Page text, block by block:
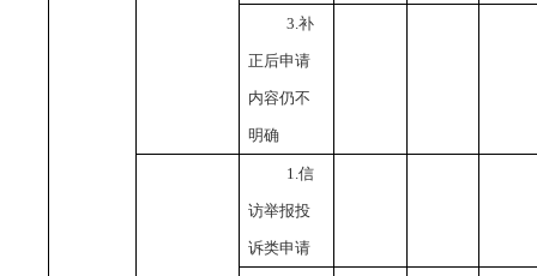
3.补
正后申请
内容仍不
明确
1.信
访举报投
诉类申请